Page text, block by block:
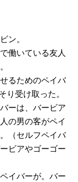
ン。
働いている友人
るためのペイバ
り受け取った。
ーは、バービア
の男の客がペイ
（セルフペイバ
ビアやゴーゴー
イバーが。バー